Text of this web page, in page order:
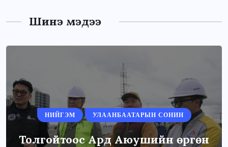
Шинэ мэдээ
НИЙГЭМ УЛААНБААТАРЫН СОНИН
Толгойтоос Ард Аюушийн өргөн